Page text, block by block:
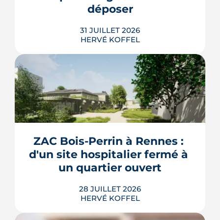
LIRE L'ARTICLE
déposer
31 JUILLET 2026
HERVÉ KOFFEL
Construire, agrandir ou surélever à
Rennes Métropole ne s'improvise pas :
entre seuils de surface, PLUi des 43
communes et secteurs patrimoniaux, le
premier coup de crayon. Ce guide
passe en revue les cas où le permis
s'impose, le dépôt en ligne et les délai...
LIRE L'ARTICLE
ZAC Bois-Perrin à Rennes :
d'un site hospitalier fermé à
un quartier ouvert
28 JUILLET 2026
HERVÉ KOFFEL